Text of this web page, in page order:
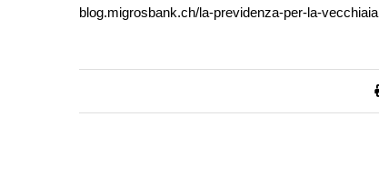
blog.migrosbank.ch/la-previdenza-per-la-vecchiaia